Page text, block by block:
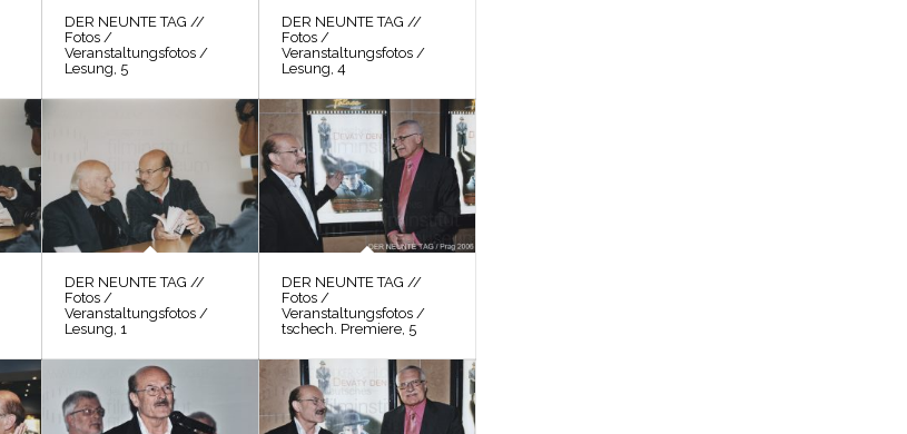
DER NEUNTE TAG //
Fotos /
Veranstaltungsfotos /
Lesung, 5
DER NEUNTE TAG //
Fotos /
Veranstaltungsfotos /
Lesung, 4
DER NEUNTE TAG //
Fotos /
Veranstaltungsfotos /
Lesung, 1
DER NEUNTE TAG //
Fotos /
Veranstaltungsfotos /
tschech. Premiere, 5